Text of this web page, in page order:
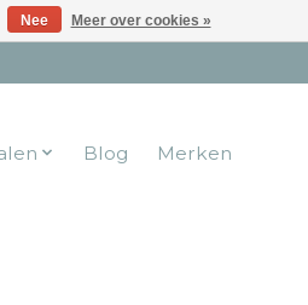
Blog Merken
Nee Meer over cookies »